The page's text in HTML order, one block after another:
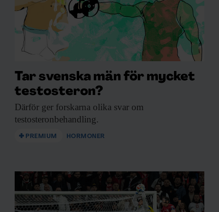
Tar svenska män för mycket
testosteron?
Därför ger forskarna olika svar om
testosteronbehandling.
PREMIUM HORMONER